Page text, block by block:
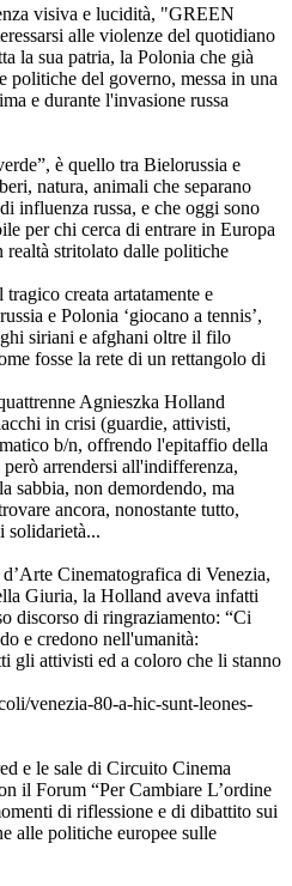
visiva e lucidità, "GREEN
alle violenze del quotidiano
la sua patria, la Polonia che già
del governo, messa in una
e durante l'invasione russa
è quello tra Bielorussia e
natura, animali che separano
influenza russa, e che oggi sono
per chi cerca di entrare in Europa
realtà stritolato dalle politiche
creata artatamente e
e Polonia ‘giocano a tennis’,
siriani e afghani oltre il filo
fosse la rete di un rettangolo di
Agnieszka Holland
in crisi (guardie, attivisti,
b/n, offrendo l'epitaffio della
però arrendersi all'indifferenza,
sabbia, non demordendo, ma
ancora, nonostante tutto,
solidarietà...
Cinematografica di Venezia,
Giuria, la Holland aveva infatti
discorso di ringraziamento: “Ci
e credono nell'umanità:
gli attivisti ed a coloro che li stanno
venezia-80-a-hic-sunt-leones-
e le sale di Circuito Cinema
il Forum “Per Cambiare L’ordine
di riflessione e di dibattito sui
alle politiche europee sulle